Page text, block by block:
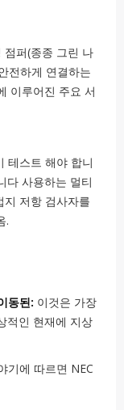
퍼(종종 그린 나
전하게 연결하는
이루어진 주요 서
테스트 해야 합니
다 사용하는 멀티
지 저항 검사자를
.
동된: 이것은 가장
적인 현재에 지상
기에 따르면 NEC